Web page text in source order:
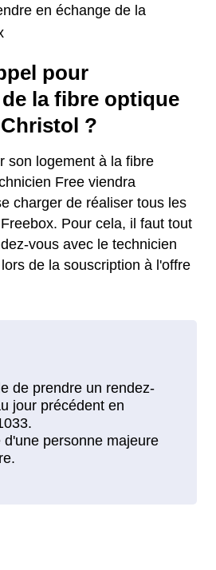
en échange de la
pour
la fibre optique
?
son logement à la fibre
Free viendra
charger de réaliser tous les
Pour cela, il faut tout
vous avec le technicien
de la souscription à l'offre